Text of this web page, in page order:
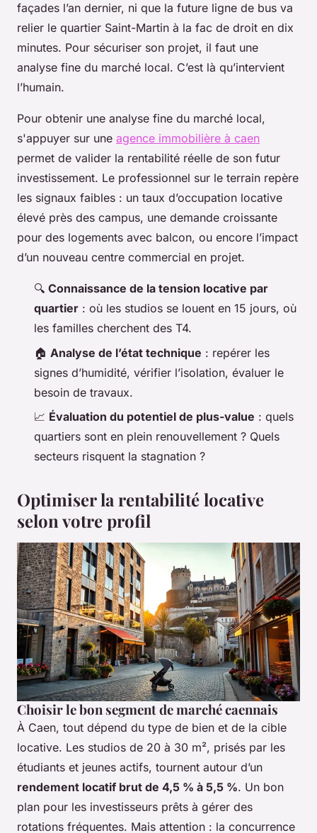
façades l’an dernier, ni que la future ligne de bus va
relier le quartier Saint-Martin à la fac de droit en dix
minutes. Pour sécuriser son projet, il faut une
analyse fine du marché local. C’est là qu’intervient
l’humain.
Pour obtenir une analyse fine du marché local,
s'appuyer sur une agence immobilière à caen
permet de valider la rentabilité réelle de son futur
investissement. Le professionnel sur le terrain repère
les signaux faibles : un taux d’occupation locative
élevé près des campus, une demande croissante
pour des logements avec balcon, ou encore l’impact
d’un nouveau centre commercial en projet.
🔍 Connaissance de la tension locative par
quartier : où les studios se louent en 15 jours, où
les familles cherchent des T4.
🏠 Analyse de l’état technique : repérer les
signes d’humidité, vérifier l’isolation, évaluer le
besoin de travaux.
📈 Évaluation du potentiel de plus-value : quels
quartiers sont en plein renouvellement ? Quels
secteurs risquent la stagnation ?
Optimiser la rentabilité locative
selon votre profil
Choisir le bon segment de marché caennais
À Caen, tout dépend du type de bien et de la cible
locative. Les studios de 20 à 30 m², prisés par les
étudiants et jeunes actifs, tournent autour d’un
rendement locatif brut de 4,5 % à 5,5 %. Un bon
plan pour les investisseurs prêts à gérer des
rotations fréquentes. Mais attention : la concurrence